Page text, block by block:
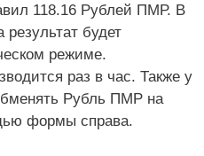
118.16 Рублей ПМР. В
результат будет
режиме.
раз в час. Также у
Рубль ПМР на
формы справа.